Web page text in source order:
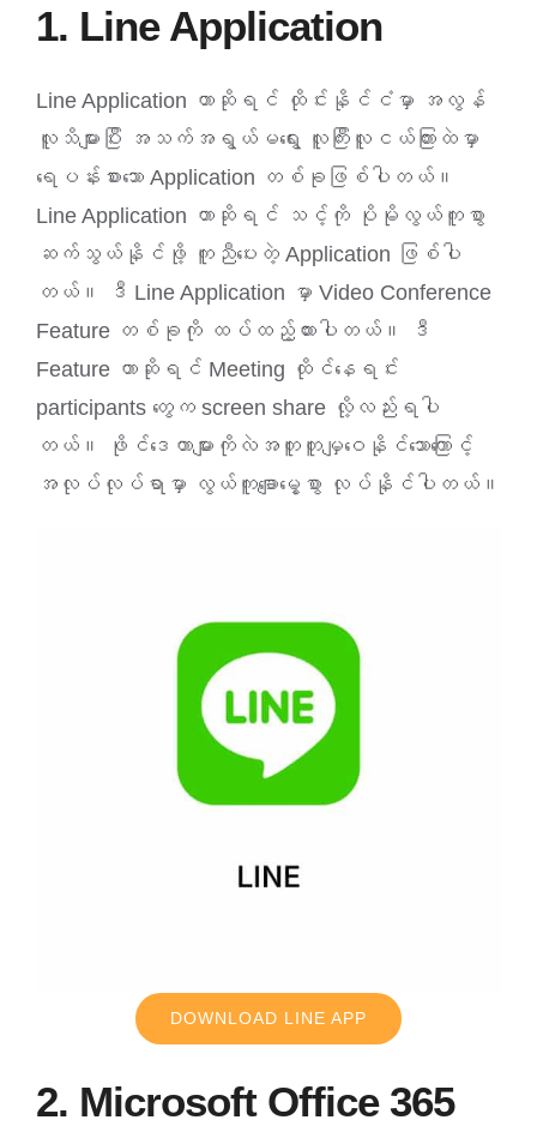
1. Line Application
Line Application ဟာဆိုရင် ထိုင်းနိုင်ငံမှာ အလွန်
လူသိများပြီး အသက်အရွယ်မရွေး လူကြီးလူငယ်ကြားထဲမှာ
ရေပန်းစားသော Application တစ်ခုဖြစ်ပါတယ်။
Line Application ဟာဆိုရင် သင့်ကို ပိုမိုလွယ်ကူစွာ
ဆက်သွယ်နိုင်ဖို့ ကူညီပေးတဲ့ Application ဖြစ်ပါ
တယ်။ ဒီ Line Application မှာ Video Conference
Feature တစ်ခုကို ထပ်ထည့်ထားပါတယ်။ ဒီ
Feature ဟာဆိုရင် Meeting ထိုင်နေရင်း
participants တွေက screen share လို့လည်းရပါ
တယ်။ ဖိုင်ဒေတာများကိုလဲအတူတူမျှဝေနိုင်သောကြောင့်
အလုပ်လုပ်ရာမှာ လွယ်ကူချောမွေ့စွာ လုပ်နိုင်ပါတယ်။
DOWNLOAD LINE APP
2. Microsoft Office 365